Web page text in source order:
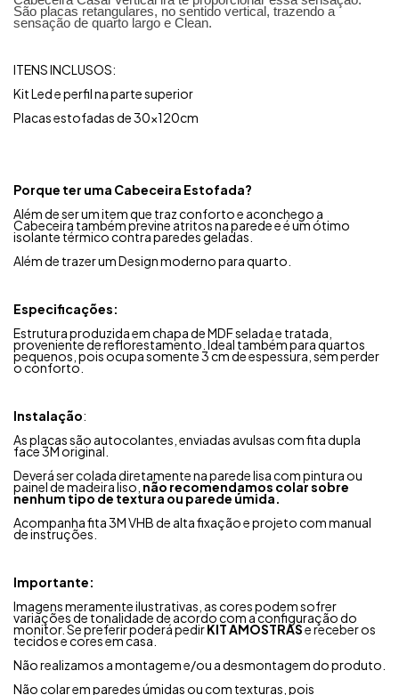
São placas retangulares, no sentido vertical, trazendo a
sensação de quarto largo e Clean.
ITENS INCLUSOS:
Kit Led e perfil na parte superior
Placas estofadas de 30x120cm
Porque ter uma Cabeceira Estofada?
Além de ser um item que traz conforto e aconchego a
Cabeceira também previne atritos na parede e é um ótimo
isolante térmico contra paredes geladas.
Além de trazer um Design moderno para quarto.
Especificações:
Estrutura produzida em chapa de MDF selada e tratada,
proveniente de reflorestamento. Ideal também para quartos
pequenos, pois ocupa somente 3 cm de espessura, sem perder
o conforto.
Instalação:
As placas são autocolantes, enviadas avulsas com fita dupla
face 3M original.
Deverá ser colada diretamente na parede lisa com pintura ou
painel de madeira liso, não recomendamos colar sobre
nenhum tipo de textura ou parede úmida.
Acompanha fita 3M VHB de alta fixação e projeto com manual
de instruções.
Importante:
Imagens meramente ilustrativas, as cores podem sofrer
variações de tonalidade de acordo com a configuração do
monitor. Se preferir poderá pedirKIT AMOSTRASe receber os
tecidos e cores em casa.
Não realizamos a montagem e/ou a desmontagem do produto.
Não colar em paredes úmidas ou com texturas, pois